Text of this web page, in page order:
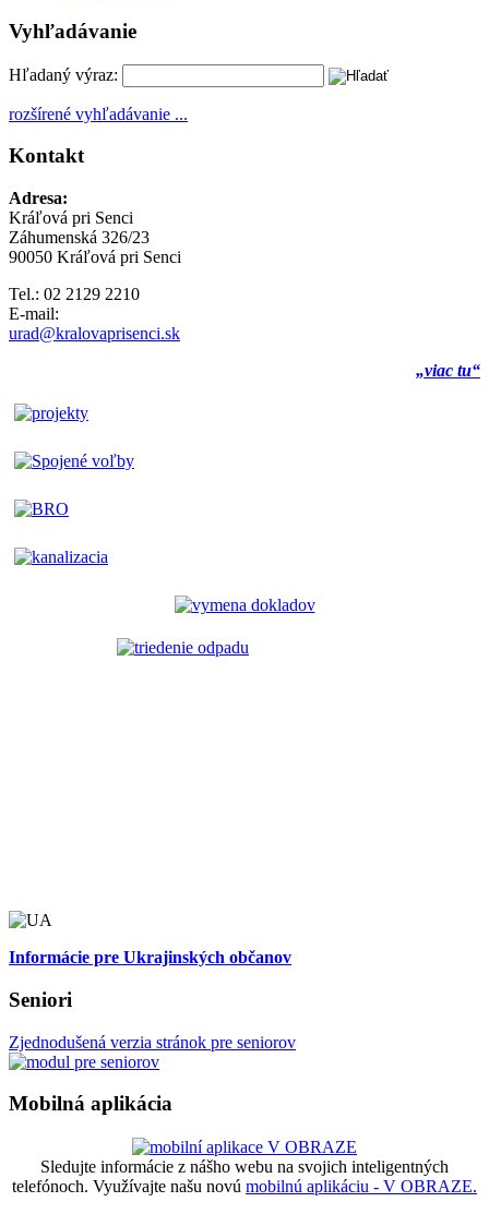
Vyhľadávanie
Hľadaný výraz:
rozšírené vyhľadávanie ...
Kontakt
Adresa:
Kráľová pri Senci
Záhumenská 326/23
90050 Kráľová pri Senci
Tel.: 02 2129 2210
E-mail:
urad@kralovaprisenci.sk
„viac tu“
Informácie pre Ukrajinských občanov
Seniori
Zjednodušená verzia stránok pre seniorov
Mobilná aplikácia
Sledujte informácie z nášho webu na svojich inteligentných
telefónoch. Využívajte našu novú mobilnú aplikáciu - V OBRAZE.